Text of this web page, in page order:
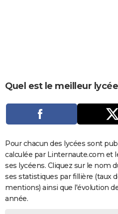
Dictionnaire
Biographies
Expressions
Proverbes
PROGRAMME TV
COPAINS D'AVANT
S'inscrire
Se connecter
Lycées
Collèges
Primaires
Universités
Entreprises
Service militaire
Avis de recherche
AVIS DE DÉCÈS
FORUM
Bricolage
Lifestyle
Culture
Sport
Auto
Television
Voyage
Cinema
Quel est le meilleur
Pour chacun des lycées sont
calculée par Linternaute.com et
ses lycéens. Cliquez sur le nom
ses statistiques par fillière (taux
mentions) ainsi que l'évolution
année.